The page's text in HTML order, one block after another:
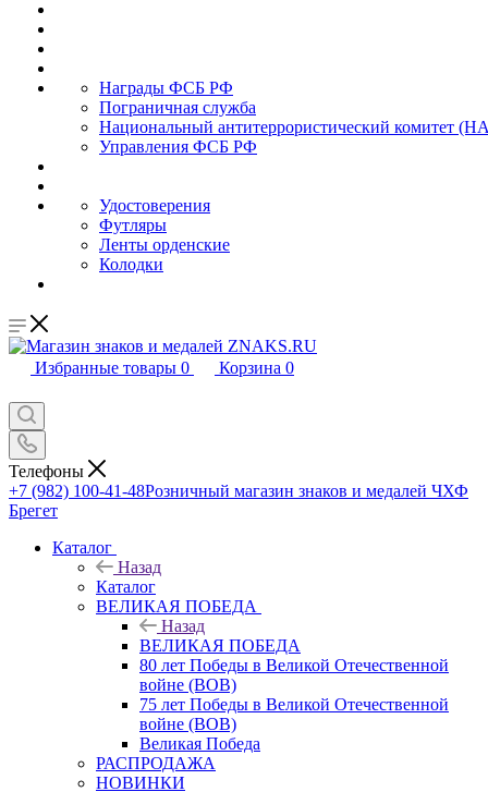
Награды ФСБ РФ
Пограничная служба
Национальный антитеррористический комитет
Управления ФСБ РФ
Удостоверения
Футляры
Ленты орденские
Колодки
Избранные товары 0 Корзина 0
Телефоны
+7 (982) 100-41-48Розничный магазин знаков и медалей ЧХФ
Брегет
Каталог
Назад
Каталог
ВЕЛИКАЯ ПОБЕДА
Назад
ВЕЛИКАЯ ПОБЕДА
80 лет Победы в Великой Отечественной
войне (ВОВ)
75 лет Победы в Великой Отечественной
войне (ВОВ)
Великая Победа
РАСПРОДАЖА
НОВИНКИ